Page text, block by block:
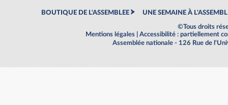
BOUTIQUE DE L'ASSEMBLEE UNE SEMAINE À
©Tous droits
Mentions légales
Accessibilité : partiellement
Assemblée nationale - 126 Rue de